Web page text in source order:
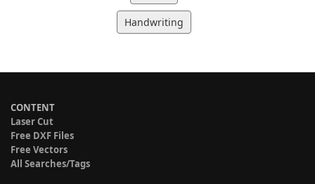
Handwriting
CONTENT
Laser Cut
Free DXF Files
Free Vectors
All Searches/Tags